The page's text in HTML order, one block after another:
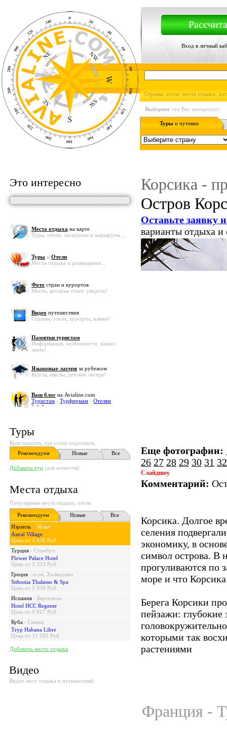
Вход в личный
Страны, отели, места отдыха,
Выберите что Вас интересует:
Туры и путевки
Это интересно
Места отдыха на карте
Туры, отели, экскурсии и маршруты ...
Туры и Отели
Места отдыха и размещения...
Фото стран и курортов
Места, которые стоит увидеть!
Видео путешествия
Страны, отели, курорты, пляжи!
Памятки туристам
Информация, особенности, важно
знать!
Языковые лагеря за рубежом
Курсы, школы, детские лагеря!
Ваш блог на Avialine.com
Туристам - Турфирмам - Отелям
Туры
Куда поехать, где стоит отдохнуть
Рекомендуем
Новые Все
Добавить тур (для агентств)
Места отдыха
Популярные места отдыха, отели
Рекомендуем
Новые
Все
Израиль - Эйлат
Astral Village
Цена от 3 636 Руб.
Турция - Стамбул
Flower Palace Hotel
Цена от 3 333 Руб.
Греция - п-ов. Халкидики
Sithonia Thalasso & Spa
Цена от 5 939 Руб.
Испания - Барселона
Hotel HCC Regente
Цена от 9 817 Руб.
Куба - Гавана
Tryp Habana Libre
Цена от 11 502 Руб.
Добавить место отдыха
Видео
Видео мест отдыха и путешествий
Корсика -
Остров
Оставьте заявку
варианты отдыха
Еще фотографии:
26 27 28 29 30 31 32
Слайдшоу
Комментарий:
Корсика. Долгое
селения
экономику, в
символ острова. В
прогуливаются по
море и что Корсика
Берега Корсики
пейзажи:
которыми так
растениями
Франция -